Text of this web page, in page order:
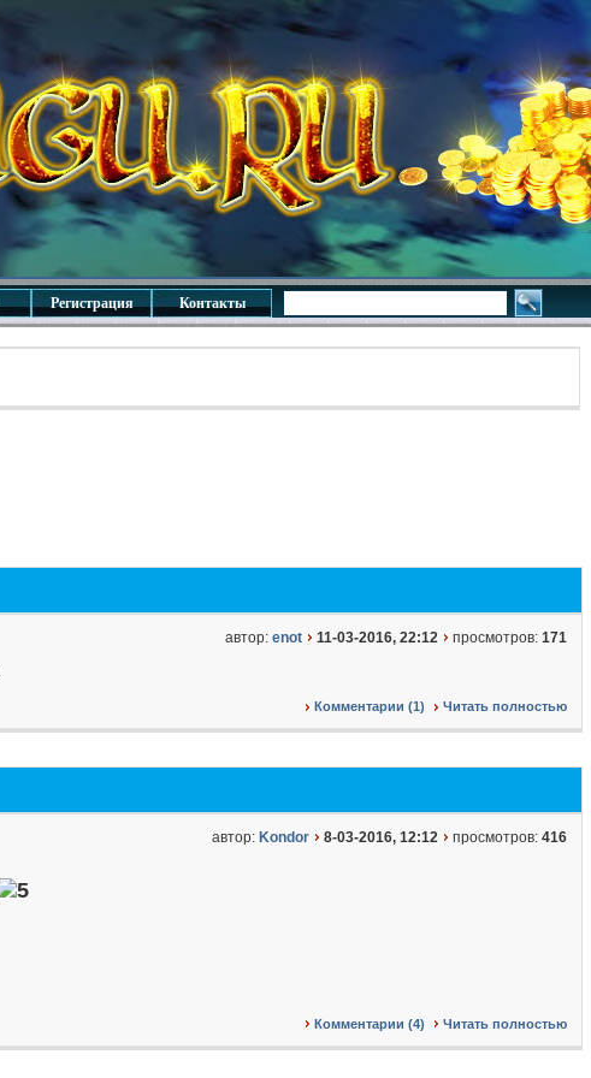
Регистрация Контакты
автор: enot 11-03-2016, 22:12 просмотров: 171
Комментарии (1) Читать полностью
автор: Kondor 8-03-2016, 12:12 просмотров: 416
Комментарии (4) Читать полностью